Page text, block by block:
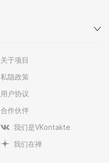
关于项目
私隐政策
用户协议
合作伙伴
我们是VKontakte
我们在禅